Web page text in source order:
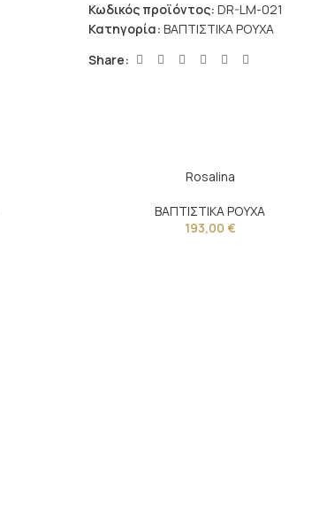
Κωδικός προϊόντος: DR-LM-021
Κατηγορία: ΒΑΠΤΙΣΤΙΚΑ ΡΟΥΧΑ
Share:
Rosalina
ΒΑΠΤΙΣΤΙΚΑ ΡΟΥΧΑ
193,00 €